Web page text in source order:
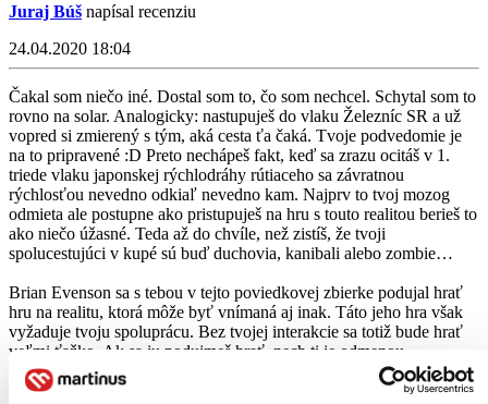
Juraj Búš napísal recenziu
24.04.2020 18:04
Čakal som niečo iné. Dostal som to, čo som nechcel. Schytal som to
rovno na solar. Analogicky: nastupuješ do vlaku Železníc SR a už
vopred si zmierený s tým, aká cesta ťa čaká. Tvoje podvedomie je
na to pripravené :D Preto nechápeš fakt, keď sa zrazu ocitáš v 1.
triede vlaku japonskej rýchlodráhy rútiaceho sa závratnou
rýchlosťou nevedno odkiaľ nevedno kam. Najprv to tvoj mozog
odmieta ale postupne ako pristupuješ na hru s touto realitou berieš to
ako niečo úžasné. Teda až do chvíle, než zistíš, že tvoji
spolucestujúci v kupé sú buď duchovia, kanibali alebo zombie…
Brian Evenson sa s tebou v tejto poviedkovej zbierke podujal hrať
hru na realitu, ktorá môže byť vnímaná aj inak. Táto jeho hra však
vyžaduje tvoju spoluprácu. Bez tvojej interakcie sa totiž bude hrať
veľmi ťažko. Ak sa ju podujmeš hrať, nech ti je odmenou
zmätenosť, dočasná labilita, paranoja, pocit úzkosti a dezilúzie. Pre
slabšie a labilnejšie povahy táto hra asi nie je príliš vhodná.